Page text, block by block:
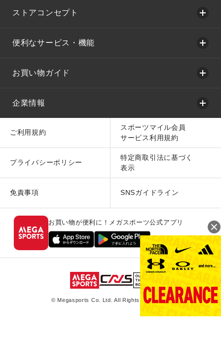
ストアコンセプト
便利なサービス・機能
お買い物ガイド
企業情報
ご利用規約
スポーツマイル会員
サービス利用規約
プライバシーポリシー
特定商取引法に基づく
表示
免責事項 SNSガイドライン
お買い物が便利に！メガスポーツ公式アプリ
© Megasports Co. Ltd. All Rights Reserved.